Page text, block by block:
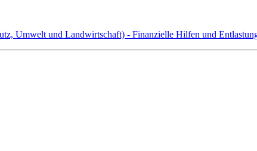
Umwelt und Landwirtschaft) - Finanzielle Hilfen und